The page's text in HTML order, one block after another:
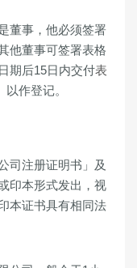
董事，他必须签署
他董事可签署表格
期后15日内交付表
以作登记。
司注册证明书」及
印本形式发出，视
本证书具有相同法